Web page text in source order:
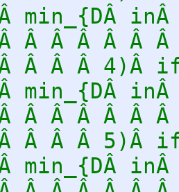
min_{DÂ
Â Â Â Â Â
Â Â Â 4)Â
min_{DÂ
Â Â Â Â Â
Â Â Â 5)Â
min_{DÂ